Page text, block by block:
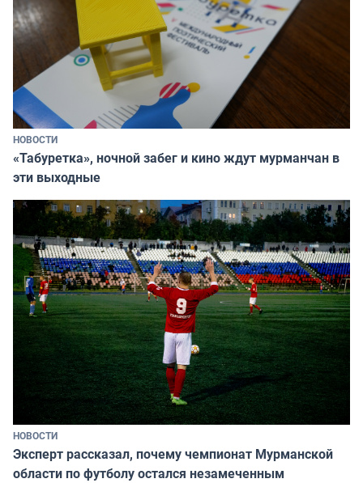
НОВОСТИ
«Табуретка», ночной забег и кино ждут мурманчан в
эти выходные
НОВОСТИ
Эксперт рассказал, почему чемпионат Мурманской
области по футболу остался незамеченным